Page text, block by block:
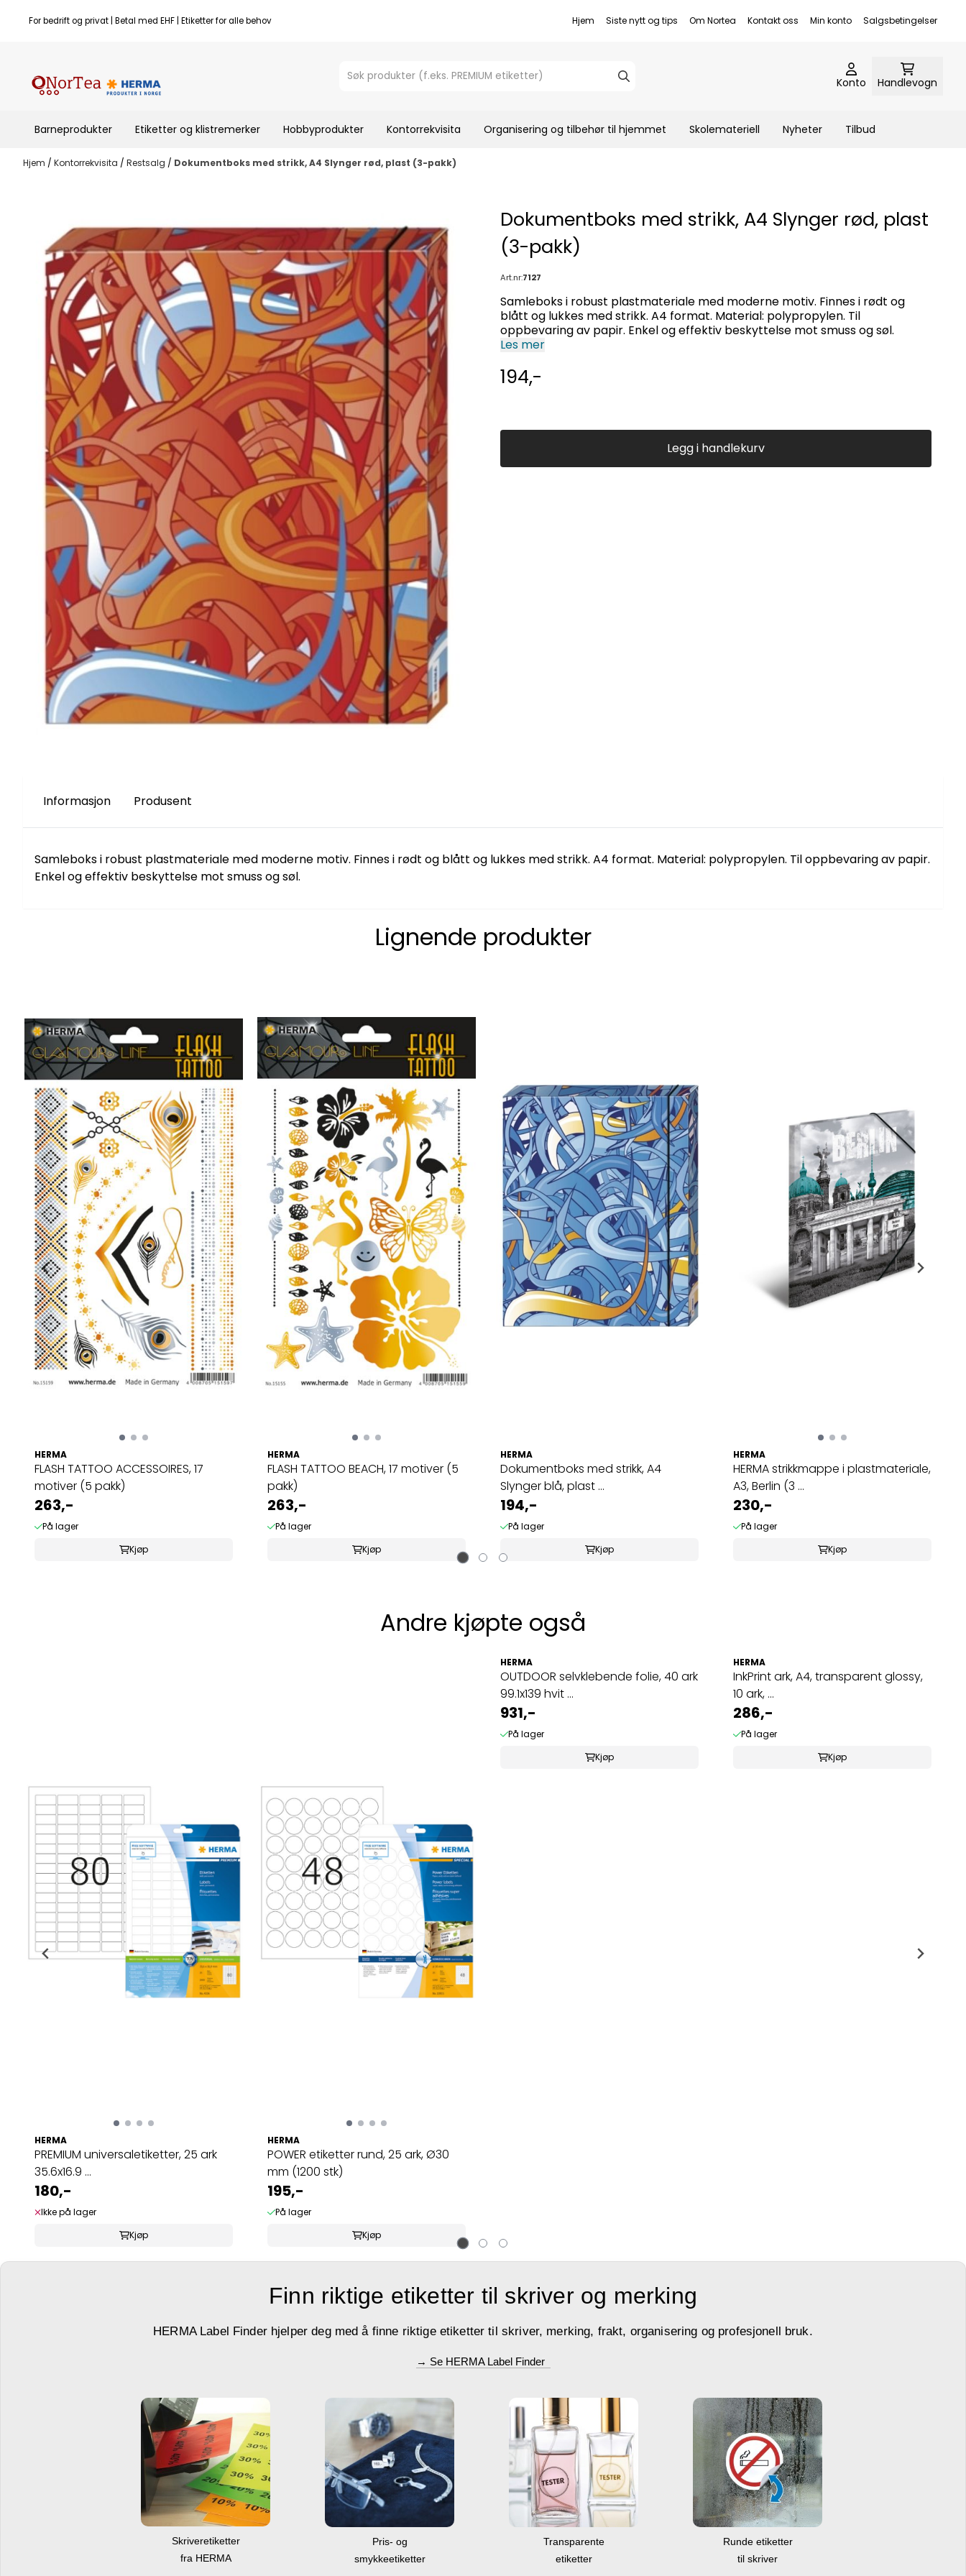
Hopp til innhold
For bedrift og privat | Betal med EHF | Etiketter for alle behov Hjem Siste nytt og tips Om Nortea Kontakt oss Min konto Salgsbetingelser
Konto Handlevogn
Barneprodukter Etiketter og klistremerker Hobbyprodukter Kontorrekvisita Organisering og tilbehør til hjemmet Skolemateriell Nyheter Tilbud
Hjem / Kontorrekvisita / Restsalg / Dokumentboks med strikk, A4 Slynger rød, plast (3-pakk)
Dokumentboks med strikk, A4 Slynger rød, plast
(3-pakk)
Art.nr:7127
Samleboks i robust plastmateriale med moderne motiv. Finnes i rødt og
blått og lukkes med strikk. A4 format. Material: polypropylen. Til
oppbevaring av papir. Enkel og effektiv beskyttelse mot smuss og søl.
Les mer
194,-
Legg i handlekurv
Informasjon Produsent
Samleboks i robust plastmateriale med moderne motiv. Finnes i rødt og blått og lukkes med strikk. A4 format. Material: polypropylen. Til oppbevaring av papir.
Enkel og effektiv beskyttelse mot smuss og søl.
Lignende produkter
HERMA
FLASH TATTOO ACCESSOIRES, 17
motiver (5 pakk)
263,-
På lager
Kjøp
HERMA
FLASH TATTOO BEACH, 17 motiver (5
pakk)
263,-
På lager
Kjøp
HERMA
Dokumentboks med strikk, A4
Slynger blå, plast ...
194,-
På lager
Kjøp
HERMA
HERMA strikkmappe i plastmateriale,
A3, Berlin (3 ...
230,-
På lager
Kjøp
Andre kjøpte også
HERMA
PREMIUM universaletiketter, 25 ark
35.6x16.9 ...
180,-
Ikke på lager
Kjøp
HERMA
POWER etiketter rund, 25 ark, Ø30
mm (1200 stk)
195,-
På lager
Kjøp
Finn riktige etiketter til skriver og merking
HERMA Label Finder hjelper deg med å finne riktige etiketter til skriver, merking, frakt, organisering og profesjonell bruk.
→ Se HERMA Label Finder
Skriveretiketter
fra HERMA
Pris- og
smykkeetiketter
Transparente
etiketter
Runde etiketter
til skriver